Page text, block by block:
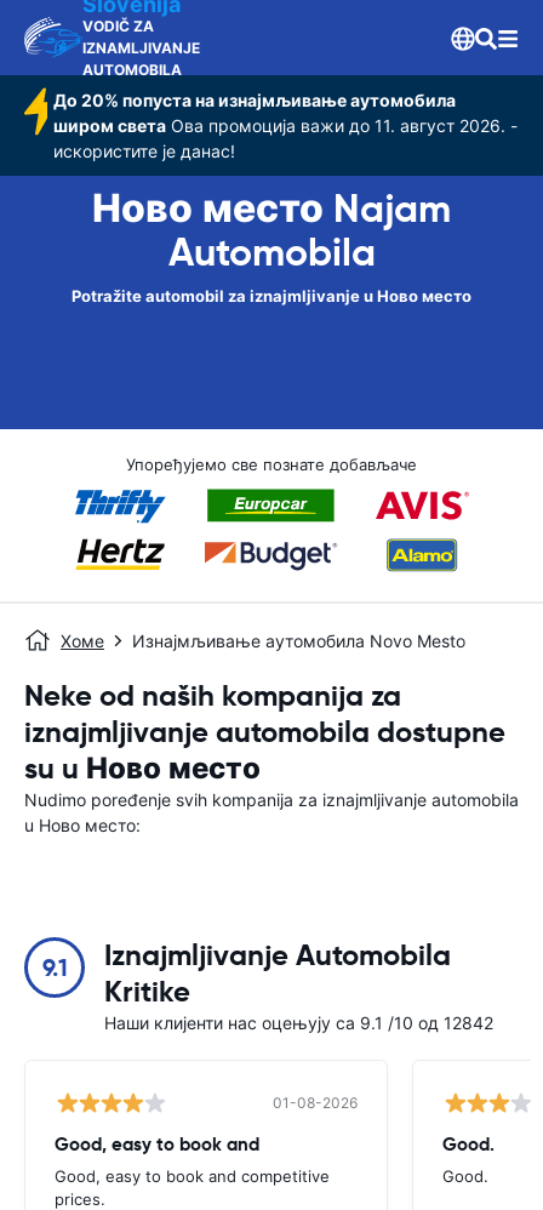
VODIČ ZA
IZNAMLJIVANJE
AUTOMOBILA
До 20% попуста на изнајмљивање аутомобила
широм света Ова промоција важи до 11. август 2026. -
искористите је данас!
Ново место Najam
Automobila
Potražite automobil za iznajmljivanje u Ново место
Упоређујемо све познате добављаче
Хоме Изнајмљивање аутомобила Novo Mesto
Neke od naših kompanija za
iznajmljivanje automobila dostupne
su u Ново место
Nudimo poređenje svih kompanija za iznajmljivanje automobila
u Ново место:
9.1
Iznajmljivanje Automobila
Kritike
Наши клијенти нас оцењују са 9.1 /10 од 12842
01-08-2026
Good, easy to book and
Good, easy to book and competitive
prices.
Good.
Good.